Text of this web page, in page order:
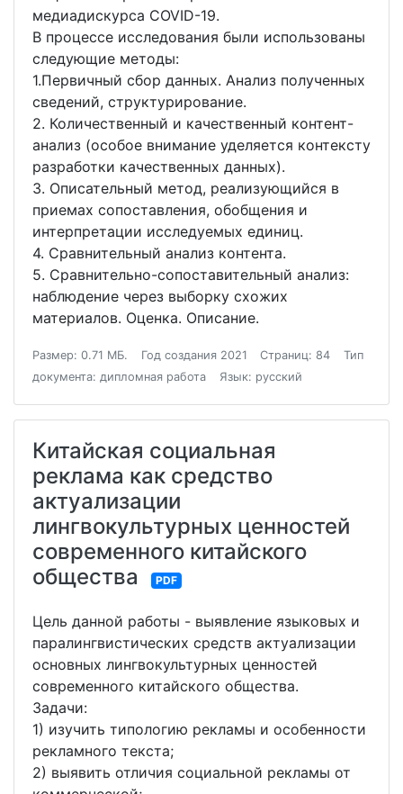
медиадискурса COVID-19.
В процессе исследования были использованы
следующие методы:
1.Первичный сбор данных. Анализ полученных
сведений, структурирование.
2. Количественный и качественный контент-
анализ (особое внимание уделяется контексту
разработки качественных данных).
3. Описательный метод, реализующийся в
приемах сопоставления, обобщения и
интерпретации исследуемых единиц.
4. Сравнительный анализ контента.
5. Сравнительно-сопоставительный анализ:
наблюдение через выборку схожих
материалов. Оценка. Описание.
Размер: 0.71 МБ. Год создания 2021 Страниц: 84
Тип
документа: дипломная работа
Язык: русский
Китайская социальная
реклама как средство
актуализации
лингвокультурных ценностей
современного китайского
общества
PDF
Цель данной работы - выявление языковых и
паралингвистических средств актуализации
основных лингвокультурных ценностей
современного китайского общества.
Задачи:
1) изучить типологию рекламы и особенности
рекламного текста;
2) выявить отличия социальной рекламы от